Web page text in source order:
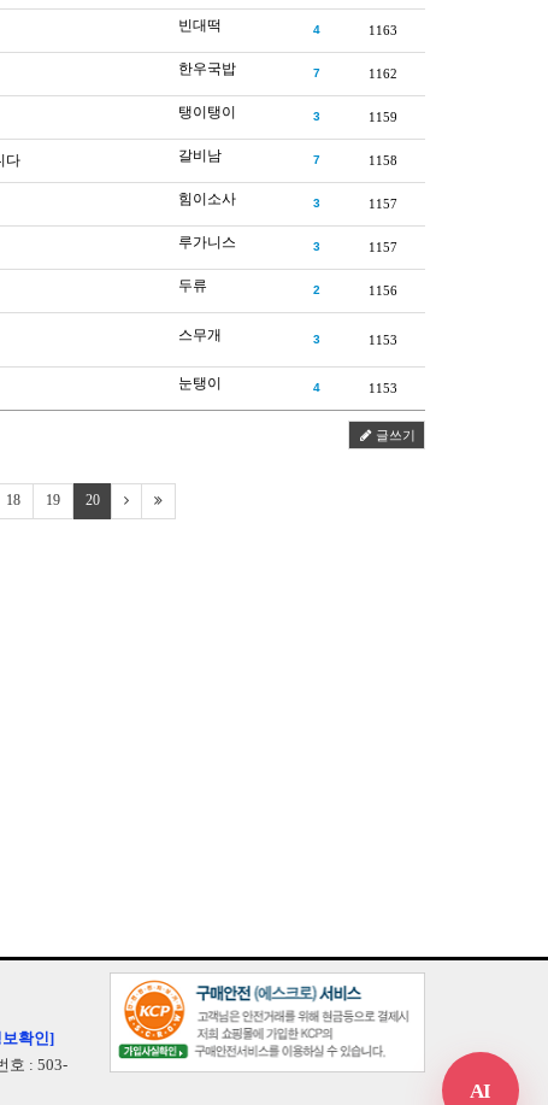
빈대떡 4 1163
한우국밥 7 1162
탱이탱이 3 1159
다 갈비남 7 1158
힘이소사 3 1157
루가니스 3 1157
두류 2 1156
스무개 3 1153
눈탱이 4 1153
글쓰기
18 19 20
확인]
호 : 503-
AI